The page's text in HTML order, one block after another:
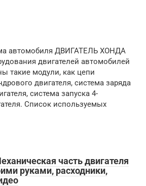
автомобиля ДВИГАТЕЛЬ ХОНДА
двигателей автомобилей
такие модули, как цепи
двигателя, система заряда
система запуска 4-
Список используемых
часть двигателя
руками, расходники,